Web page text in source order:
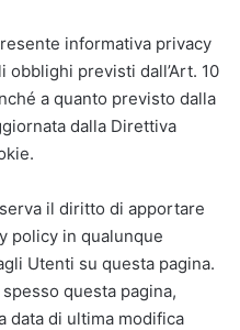
informativa privacy
previsti dall’Art. 10
a quanto previsto dalla
dalla Direttiva
il diritto di apportare
policy in qualunque
Utenti su questa pagina.
questa pagina,
data di ultima modifica